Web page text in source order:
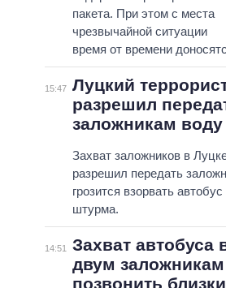
пакета. При этом с места
чрезвычайной ситуации
время от времени
15:47 Луцкий
разрешил
заложникам воду
Захват заложников в
разрешил передать
грозится взорвать
штурма.
14:51
Захват автобуса
двум
позвонить